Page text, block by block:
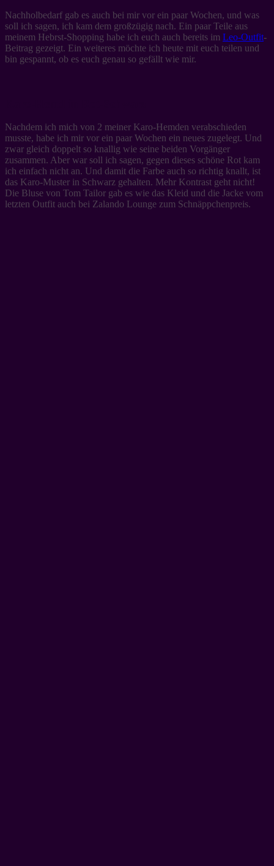
Nachholbedarf gab es auch bei mir vor ein paar Wochen, und was
soll ich sagen, ich kam dem großzügig nach. Ein paar Teile aus
meinem Hebrst-Shopping habe ich euch auch bereits im Leo-Outfit-
Beitrag gezeigt. Ein weiteres möchte ich heute mit euch teilen und
bin gespannt, ob es euch genau so gefällt wie mir.
Nachdem ich mich von 2 meiner Karo-Hemden verabschieden
musste, habe ich mir vor ein paar Wochen ein neues zugelegt. Und
zwar gleich doppelt so knallig wie seine beiden Vorgänger
zusammen. Aber war soll ich sagen, gegen dieses schöne Rot kam
ich einfach nicht an. Und damit die Farbe auch so richtig knallt, ist
das Karo-Muster in Schwarz gehalten. Mehr Kontrast geht nicht!
Die Bluse von Tom Tailor gab es wie das Kleid und die Jacke vom
letzten Outfit auch bei Zalando Lounge zum Schnäppchenpreis.